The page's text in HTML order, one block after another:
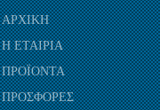
ΑΡΧΙΚΗ
Η ΕΤΑΙΡΙΑ
ΠΡΟΪΟΝΤΑ
ΠΡΟΣΦΟΡΕΣ